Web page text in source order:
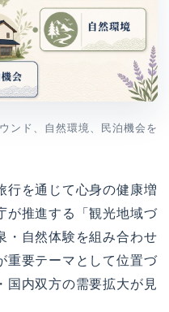
ンド、自然環境、民泊機会を
行を通じて心身の健康増
が推進する「観光地域づ
・自然体験を組み合わせ
重要テーマとして位置づ
国内双方の需要拡大が見